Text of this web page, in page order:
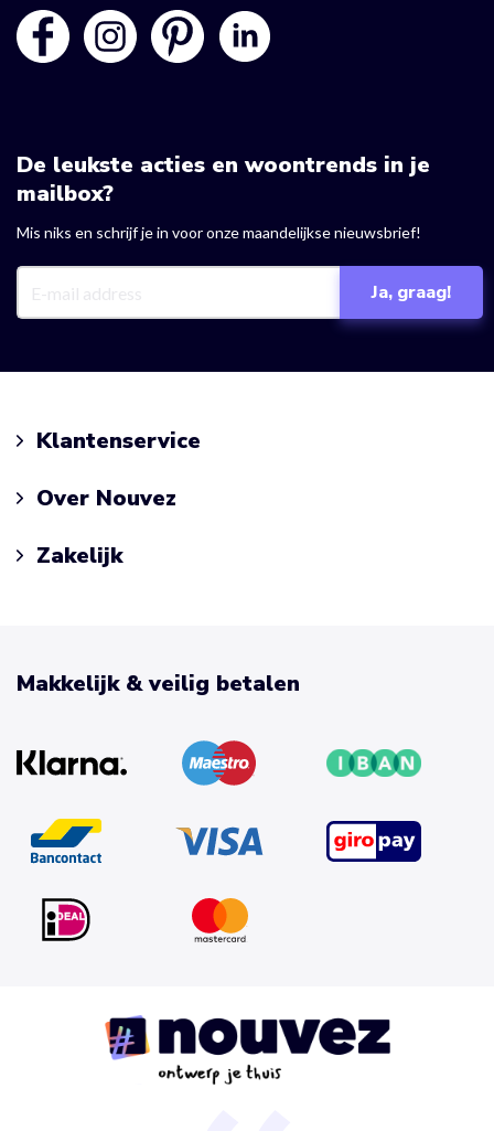
De leukste acties en woontrends in je
mailbox?
Mis niks en schrijf je in voor onze maandelijkse nieuwsbrief!
Klantenservice
Over Nouvez
Zakelijk
Makkelijk & veilig betalen